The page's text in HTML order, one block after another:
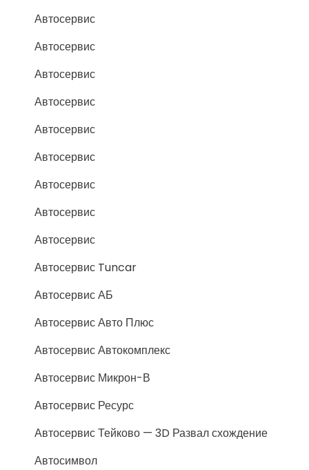
Автосервис
Автосервис
Автосервис
Автосервис
Автосервис
Автосервис
Автосервис
Автосервис
Автосервис
Автосервис Tuncar
Автосервис АБ
Автосервис Авто Плюс
Автосервис Автокомплекс
Автосервис Микрон-В
Автосервис Ресурс
Автосервис Тейково — 3D Развал схождение
Автосимвол